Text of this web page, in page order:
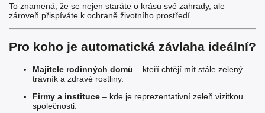
To znamená, že se nejen staráte o krásu své zahrady, ale
zároveň přispíváte k ochraně životního prostředí.
Pro koho je automatická závlaha ideální?
Majitele rodinných domů – kteří chtějí mít stále zelený
trávník a zdravé rostliny.
Firmy a instituce – kde je reprezentativní zeleň vizitkou
společnosti.